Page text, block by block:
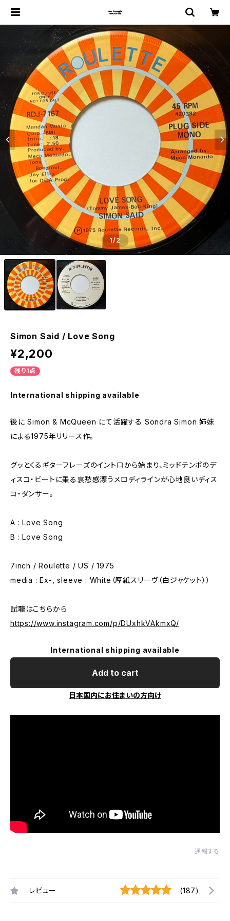
1/2
Simon Said / Love Song
¥2,200
残り1点
International shipping available
後に Simon & McQueen にて活躍する Sondra Simon 姉妹
による1975年リリース作。
グッとくるギターフレーズのイントロから始まり、ミッドテンポのデ
ィスコ・ビートに乗る哀愁感漂うメロディラインが心地良いディス
コ・ダンサー。
A : Love Song
B : Love Song
7inch / Roulette / US / 1975
media : Ex-, sleeve : White（厚紙スリーヴ（白ジャケット））
試聴はこちらから
https://www.instagram.com/p/DUxhkVAkmxQ/
International shipping available
Add to cart
日本国内にお住まいの方向け
通報する
レビュー (187)